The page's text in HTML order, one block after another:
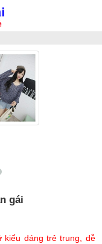
gái
kiểu dáng trẻ trung, dễ